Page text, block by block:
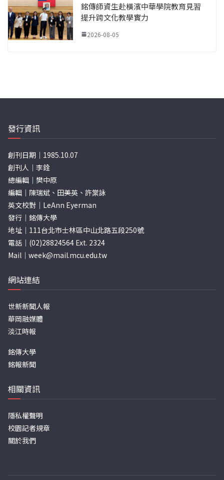
銘傳師資生赴橫濱中華學院教育見習
提升跨文化教學實力
2026-08-05
發行資訊
創刊日期｜1985.10.07
創刊人｜李銓
總編輯｜樊中原
編輯｜陳瑞斌、田美英、許棠詠
英文校對｜LeAnn Eyerman
發行｜銘傳大學
地址｜111台北市士林區中山北路五段250號
電話｜(02)28824564 Ext. 2324
Mail｜ week@mail.mcu.edu.tw
網站連結
世新新聞人報
華岡融媒體
淡江時報
銘傳大學
銘報新聞
相關資訊
隱私權聲明
校園記者規章
關於我們